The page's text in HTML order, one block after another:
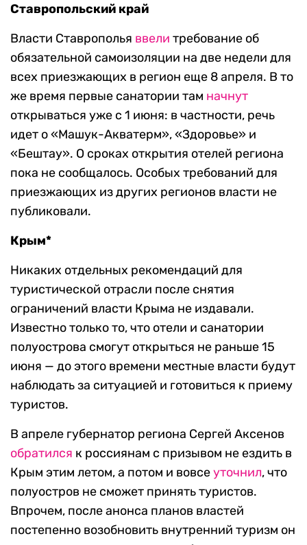
Ставропольский край
Власти Ставрополья ввели требование об
обязательной самоизоляции на две недели для
всех приезжающих в регион еще 8 апреля. В то
же время первые санатории там начнут
открываться уже с 1 июня: в частности, речь
идет о «Машук-Акватерм», «Здоровье» и
«Бештау». О сроках открытия отелей региона
пока не сообщалось. Особых требований для
приезжающих из других регионов власти не
публиковали.
Крым*
Никаких отдельных рекомендаций для
туристической отрасли после снятия
ограничений власти Крыма не издавали.
Известно только то, что отели и санатории
полуострова смогут открыться не раньше 15
июня — до этого времени местные власти будут
наблюдать за ситуацией и готовиться к приему
туристов.
В апреле губернатор региона Сергей Аксенов
обратился к россиянам с призывом не ездить в
Крым этим летом, а потом и вовсеуточнил, что
полуостров не сможет принять туристов.
Впрочем, после анонса планов властей
постепенно возобновить внутренний туризм он